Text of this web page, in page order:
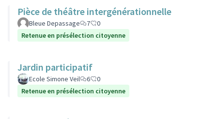
Pièce de théâtre intergénérationnelle
Bleue Depassage 7
0
Retenue en présélection citoyenne
Jardin participatif
Ecole Simone Veil 6
0
Retenue en présélection citoyenne